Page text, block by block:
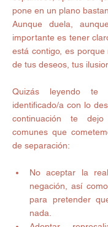
pone en un plano
Aunque duela,
importante es tener
está contigo, es porque
de tus deseos, tus
Quizás leyendo te
identificado/a con lo
continuación te
comunes que
de separación:
No aceptar la
negación, así
para pretender
nada.